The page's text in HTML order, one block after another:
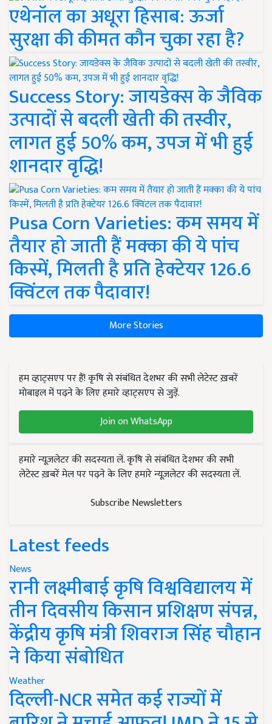
एथेनॉल का अधूरा हिसाब: ऊर्जा
सुरक्षा की कीमत कौन चुका रहा है?
Success Story: जायडेक्स के जैविक
उत्पादों से बदली खेती की तस्वीर,
लागत हुई 50% कम, उपज में भी हुई
शानदार वृद्धि!
Pusa Corn Varieties: कम समय में
तैयार हो जाती हैं मक्का की ये पांच
किस्में, मिलती है प्रति हेक्टेयर 126.6
क्विंटल तक पैदावार!
More Stories
हम व्हाट्सएप पर हैं! कृषि से संबंधित देशभर की सभी लेटेस्ट ख़बरें
मोबाइल में पढ़ने के लिए हमारे व्हाट्सएप से जुड़ें.
Join on WhatsApp
हमारे न्यूज़लेटर की सदस्यता लें. कृषि से संबंधित देशभर की सभी
लेटेस्ट ख़बरें मेल पर पढ़ने के लिए हमारे न्यूज़लेटर की सदस्यता लें.
Subscribe Newsletters
Latest feeds
News
रानी लक्ष्मीबाई कृषि विश्वविद्यालय में
तीन दिवसीय किसान प्रशिक्षण संपन्न,
केंद्रीय कृषि मंत्री शिवराज सिंह चौहान
ने किया संबोधित
Weather
दिल्ली-NCR समेत कई राज्यों में